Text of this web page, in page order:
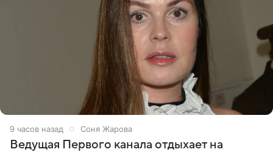
9 часов назад Соня Жарова
Ведущая Первого канала отдыхает на